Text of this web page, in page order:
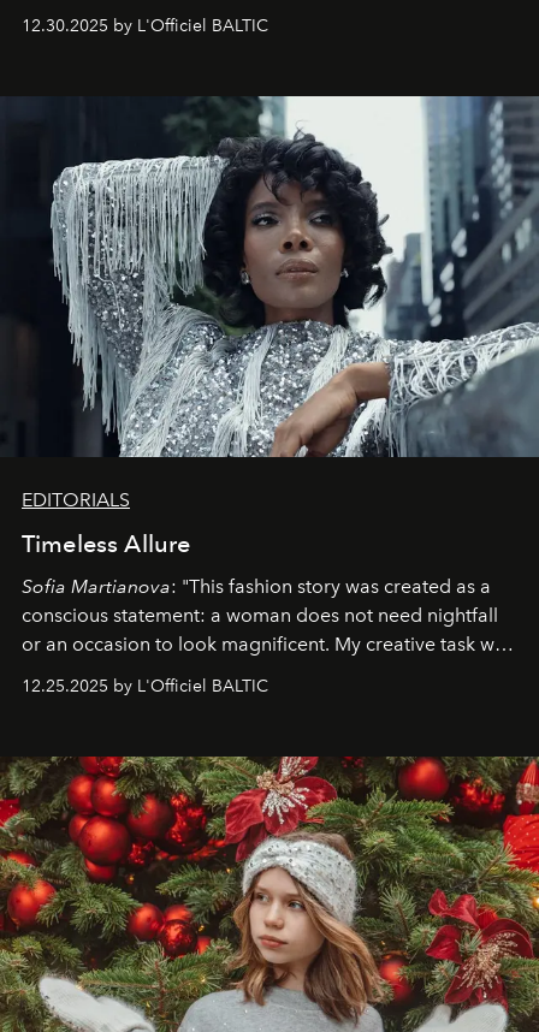
May 2026 bring growth, inspiration, bold ideas, and new
achievements.
12.30.2025 by L'Officiel BALTIC
EDITORIALS
Timeless Allure
Sofia Martianova: "This fashion story was created as a
conscious statement: a woman does not need nightfall
or an occasion to look magnificent. My creative task was
to capture Timeless Allure
that lives freely, confidently, and without permission. I
elegance is not hidden by darkness but revealed
through clarity, movement, and presence."
12.25.2025 by L'Officiel BALTIC